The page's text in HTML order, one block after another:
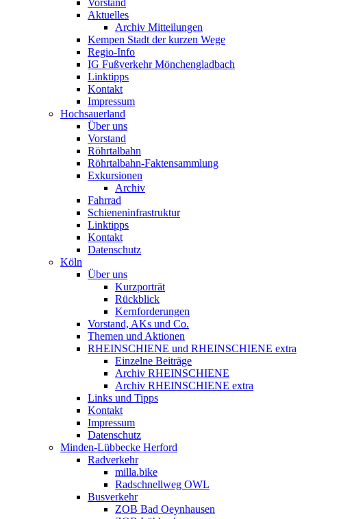
Vorstand
Aktuelles
Archiv Mitteilungen
Kempen Stadt der kurzen Wege
Regio-Info
IG Fußverkehr Mönchengladbach
Linktipps
Kontakt
Impressum
Hochsauerland
Über uns
Vorstand
Röhrtalbahn
Röhrtalbahn-Faktensammlung
Exkursionen
Archiv
Fahrrad
Schieneninfrastruktur
Linktipps
Kontakt
Datenschutz
Köln
Über uns
Kurzporträt
Rückblick
Kernforderungen
Vorstand, AKs und Co.
Themen und Aktionen
RHEINSCHIENE und RHEINSCHIENE extra
Einzelne Beiträge
Archiv RHEINSCHIENE
Archiv RHEINSCHIENE extra
Links und Tipps
Kontakt
Impressum
Datenschutz
Minden-Lübbecke Herford
Radverkehr
milla.bike
Radschnellweg OWL
Busverkehr
ZOB Bad Oeynhausen